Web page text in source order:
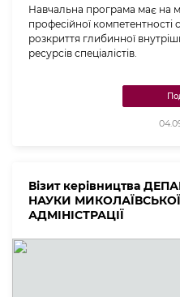
Навчальна програма має на
професійної компетентності
розкриття глибинної
ресурсів спеціалістів.
Візит керівництва
НАУКИ
АДМІНІСТРАЦІЇ